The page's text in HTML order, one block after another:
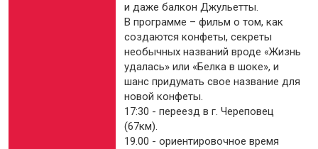
и даже балкон Джульетты.
В программе – фильм о том, как
создаются конфеты, секреты
необычных названий вроде «Жизнь
удалась» или «Белка в шоке», и
шанс придумать свое название для
новой конфеты.
17:30 - переезд в г. Череповец
(67км).
19.00 - ориентировочное время